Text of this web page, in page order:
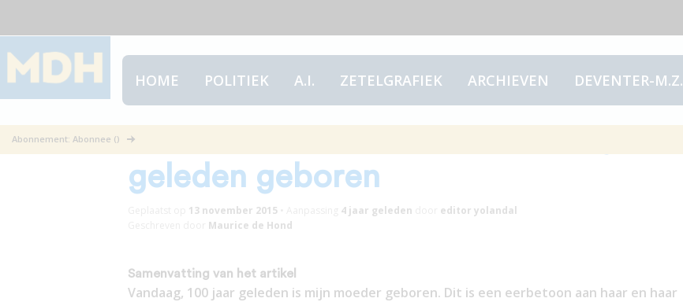
HOME POLITIEK A.I. ZETELGRAFIEK ARCHIEVEN DEVENTER-M.Z.
Abonnement: Abonnee ()
Marianne de Hond-Brander 100 jaar
geleden geboren
13 november 2015• 4 jaar geleden
editor yolandal
Maurice de Hond
Samenvatting van het artikel
Vandaag, 100 jaar geleden is mijn moeder geboren. Dit is een eerbetoon aan haar en haar